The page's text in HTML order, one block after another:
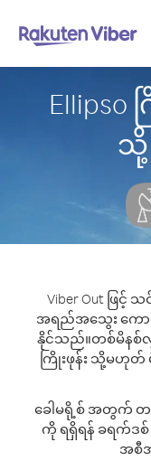
Ellipso
သို့
Viber Out ဖြင့်
အရည်အသွေး ကောင်
နိုင်သည်။တစ်မိနစ်လ
ကြိုးဖုန်း သို့မဟု
ခေါမရို့စ် အတွက် တစ်
ကို ရရှိရန် ခရက်ဒစ်
အစီ